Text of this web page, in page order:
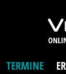
TERMINE